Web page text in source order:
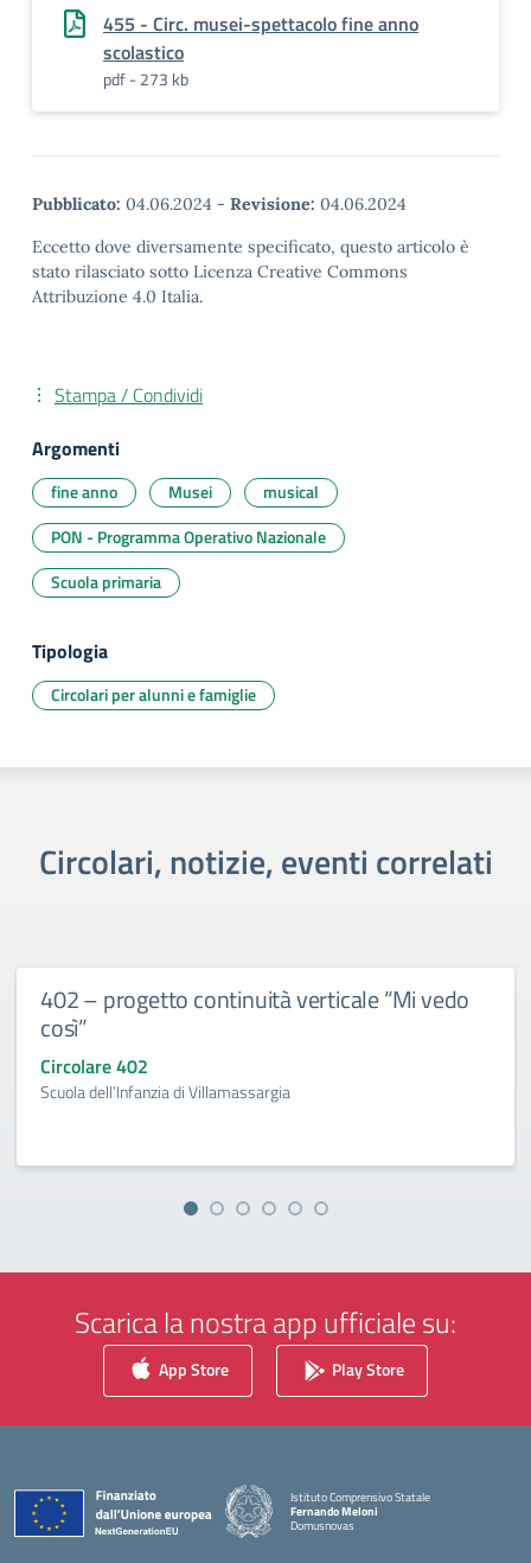
455 - Circ. musei-spettacolo fine anno
scolastico
pdf - 273 kb
Pubblicato: 04.06.2024 - Revisione: 04.06.2024
Eccetto dove diversamente specificato, questo articolo è
stato rilasciato sotto Licenza Creative Commons
Attribuzione 4.0 Italia.
Stampa / Condividi
Argomenti
fine anno Musei
musical
PON - Programma Operativo Nazionale
Scuola primaria
Tipologia
Circolari per alunni e famiglie
Circolari, notizie, eventi correlati
402 – progetto continuità verticale “Mi vedo
così”
Circolare 402
Scuola dell’Infanzia di Villamassargia
Scarica la nostra app ufficiale su:
App Store Play Store
Istituto Comprensivo Statale
Fernando Meloni
Domusnovas